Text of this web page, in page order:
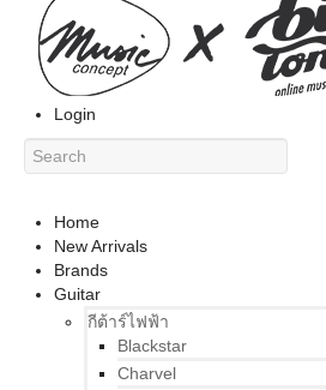
Login
Home
New Arrivals
Brands
Guitar
กีต้าร์ไฟฟ้า
Blackstar
Charvel